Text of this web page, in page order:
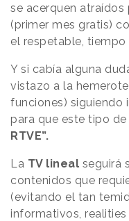
se acerquen
(primer mes gratis)
el respetable, tiempo
Y si cabía alguna
vistazo a la
funciones) siguiendo
para que este tipo
RTVE”.
La TV lineal seguirá
contenidos que
(evitando el tan
informativos,